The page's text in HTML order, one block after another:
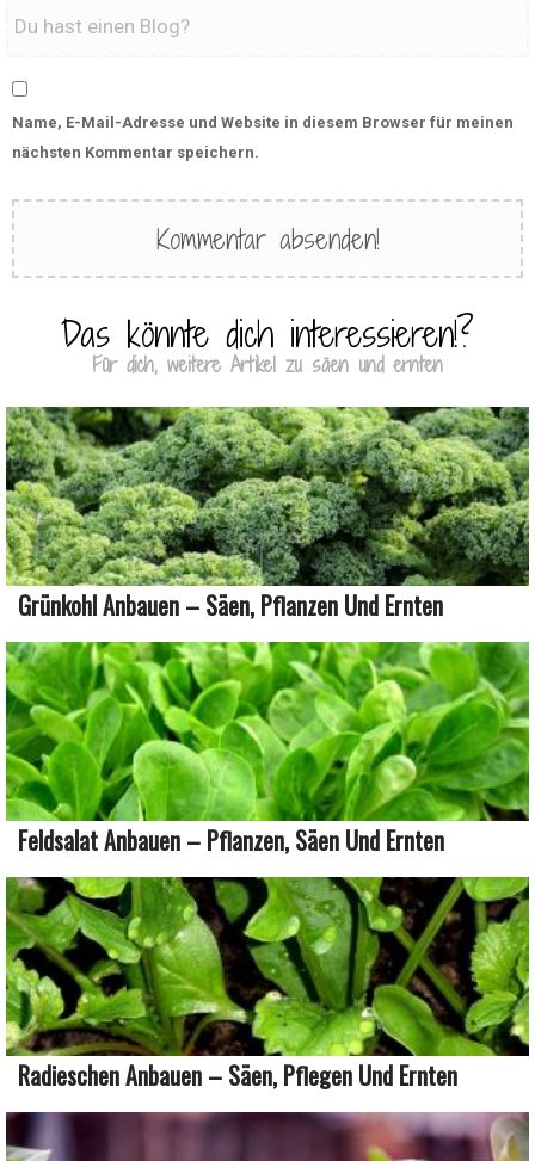
Name, E-Mail-Adresse und Website in diesem Browser für meinen
nächsten Kommentar speichern.
Das könnte dich interessieren!?
Für dich, weitere Artikel zu säen und ernten
Grünkohl Anbauen – Säen, Pflanzen Und Ernten
Feldsalat Anbauen – Pflanzen, Säen Und Ernten
Radieschen Anbauen – Säen, Pflegen Und Ernten